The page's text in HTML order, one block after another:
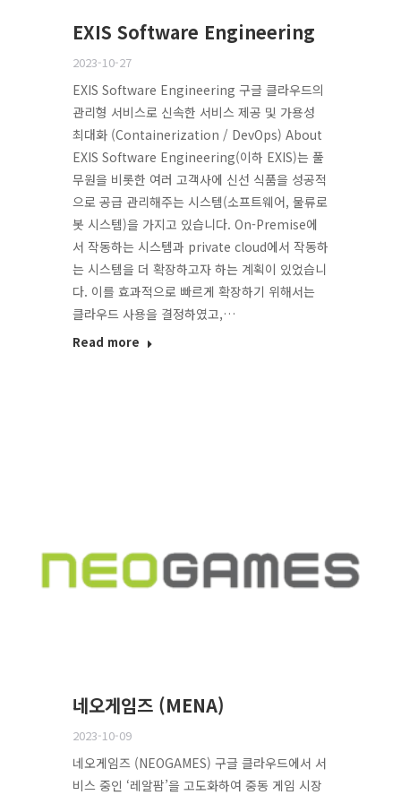
EXIS Software Engineering
2023-10-27
EXIS Software Engineering 구글 클라우드의
관리형 서비스로 신속한 서비스 제공 및 가용성
최대화 (Containerization / DevOps) About
EXIS Software Engineering(이하 EXIS)는 풀
무원을 비롯한 여러 고객사에 신선 식품을 성공적
으로 공급 관리해주는 시스템(소프트웨어, 물류로
봇 시스템)을 가지고 있습니다. On-Premise에
서 작동하는 시스템과 private cloud에서 작동하
는 시스템을 더 확장하고자 하는 계획이 있었습니
다. 이를 효과적으로 빠르게 확장하기 위해서는
클라우드 사용을 결정하였고,…
Read more
네오게임즈 (MENA)
2023-10-09
네오게임즈 (NEOGAMES) 구글 클라우드에서 서
비스 중인 ‘레알팜’을 고도화하여 중동 게임 시장